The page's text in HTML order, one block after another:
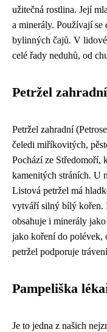
užitečná rostlina. Její
a minerály. Používají se
bylinných čajů. V
celé řady neduhů, od
Petržel zahradní
Petržel zahradní
čeledi miříkovitých,
Pochází ze Středomoří,
kamenitých stráních. U
Listová petržel má
vytváří silný bílý kořen.
obsahuje i minerály
jako koření do polévek,
petržel podporuje
Pampeliška
Je to jedna z našich